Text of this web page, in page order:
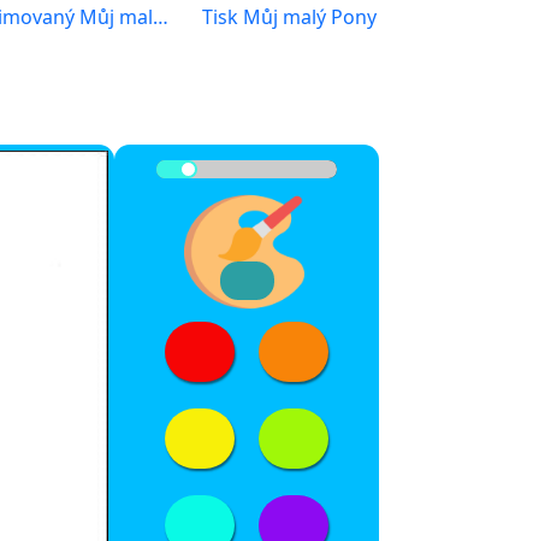
Animovaný Můj malý Pony Tisk Můj malý Pony